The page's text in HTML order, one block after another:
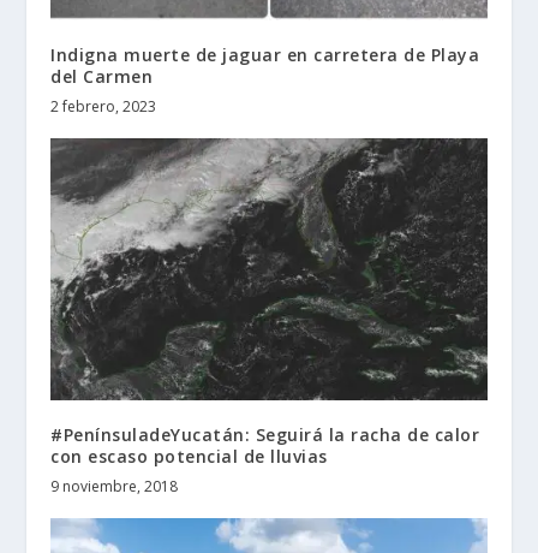
Indigna muerte de jaguar en carretera de Playa
del Carmen
2 febrero, 2023
#PenínsuladeYucatán: Seguirá la racha de calor
con escaso potencial de lluvias
9 noviembre, 2018